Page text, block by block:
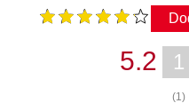
1
(1)
5.2